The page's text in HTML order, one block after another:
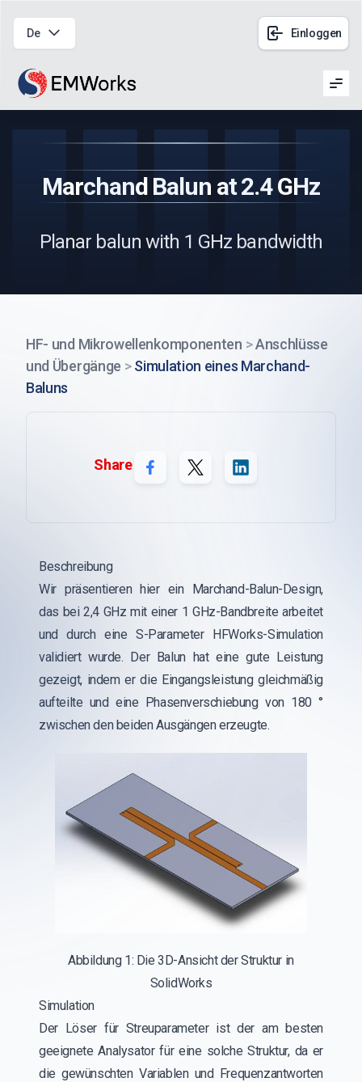
De Einloggen
Marchand Balun at 2.4 GHz
Planar balun with 1 GHz bandwidth
HF- und Mikrowellenkomponenten >Anschlüsse
und Übergänge > Simulation eines Marchand-
Baluns
Share
Beschreibung
Wir präsentieren hier ein Marchand-Balun-Design,
das bei 2,4 GHz mit einer 1 GHz-Bandbreite arbeitet
und durch eine S-Parameter HFWorks-Simulation
validiert wurde. Der Balun hat eine gute Leistung
gezeigt, indem er die Eingangsleistung gleichmäßig
aufteilte und eine Phasenverschiebung von 180 °
zwischen den beiden Ausgängen erzeugte.
Abbildung 1: Die 3D-Ansicht der Struktur in
SolidWorks
Simulation
Der Löser für Streuparameter ist der am besten
geeignete Analysator für eine solche Struktur, da er
die gewünschten Variablen und Frequenzantworten